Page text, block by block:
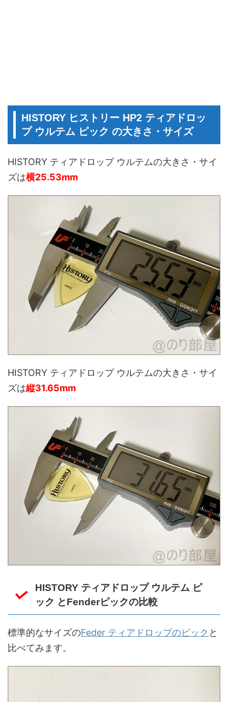
HISTORY ヒストリー HP2 ティアドロッ
プ ウルテム ピック の大きさ・サイズ
HISTORY ティアドロップ ウルテムの大きさ・サイ
ズは横25.53mm
HISTORY ティアドロップ ウルテムの大きさ・サイ
ズは縦31.65mm
HISTORY ティアドロップ ウルテム ピ
ック とFenderピックの比較
標準的なサイズのFeder ティアドロップのピック と
比べてみます。